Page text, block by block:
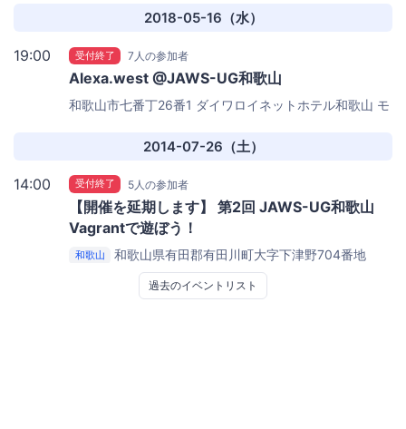
2018-05-16（水）
19:00 受付終了 7人の参加者
Alexa.west @JAWS-UG和歌山
和歌山市七番丁26番1 ダイワロイネットホテル和歌山 モ
ンキースタジオ」2014-07-26（土）
14:00 受付終了 5人の参加者
【開催を延期します】 第2回 JAWS-UG和歌山
Vagrantで遊ぼう！
和歌山
和歌山県有田郡有田川町大字下津野704番地
ALEC 有田川町地域交流センター
過去のイベントリスト